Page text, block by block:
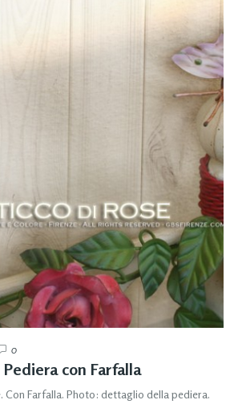
0
con Farfalla
Con Farfalla. Photo: dettaglio della pediera.